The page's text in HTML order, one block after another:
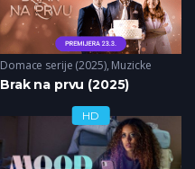
Domace serije (2025), Muzicke
Brak na prvu (2025)
HD